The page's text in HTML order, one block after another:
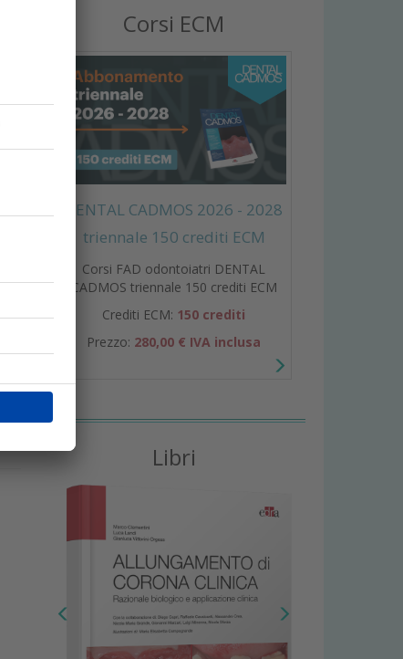
Corsi ECM
DENTAL CADMOS 2026 - 2028
triennale 150 crediti ECM
Corsi FAD odontoiatri DENTAL
CADMOS triennale 150 crediti ECM
Crediti ECM: 150 crediti
Prezzo: 280,00 € IVA inclusa
Libri